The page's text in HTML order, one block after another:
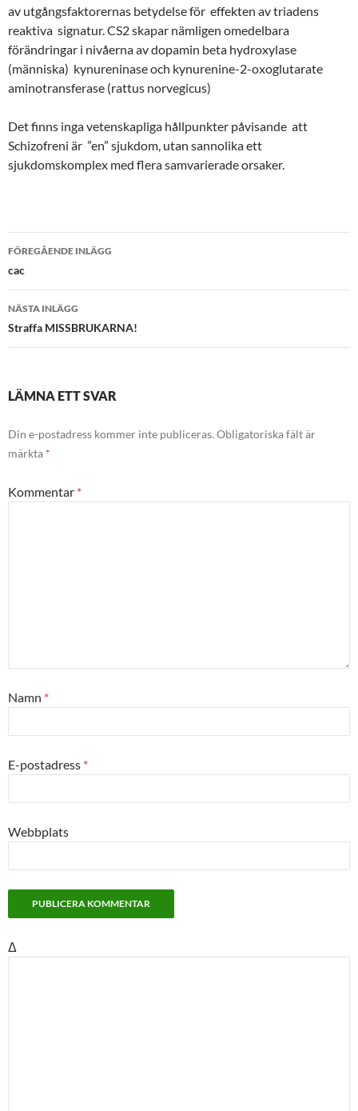
av utgångsfaktorernas betydelse för effekten av triadens
reaktiva signatur. CS2 skapar nämligen omedelbara
förändringar i nivåerna av dopamin beta hydroxylase
(människa) kynureninase och kynurenine-2-oxoglutarate
aminotransferase (rattus norvegicus)
Det finns inga vetenskapliga hållpunkter påvisande att
Schizofreni är ”en” sjukdom, utan sannolika ett
sjukdomskomplex med flera samvarierade orsaker.
Inläggsnavigering
FÖREGÅENDE INLÄGG
cac
NÄSTA INLÄGG
Straffa MISSBRUKARNA!
LÄMNA ETT SVAR
Din e-postadress kommer inte publiceras. Obligatoriska fält är
märkta *
Kommentar *
Namn *
E-postadress *
Webbplats
Δ